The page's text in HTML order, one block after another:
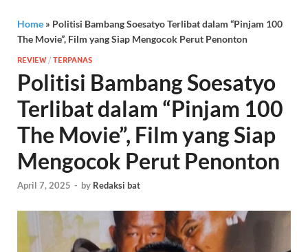
Home » Politisi Bambang Soesatyo Terlibat dalam “Pinjam 100
The Movie”, Film yang Siap Mengocok Perut Penonton
REVIEW / TERPANAS
Politisi Bambang Soesatyo
Terlibat dalam “Pinjam 100
The Movie”, Film yang Siap
Mengocok Perut Penonton
April 7, 2025 - by Redaksi bat